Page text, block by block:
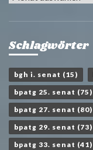
Schlagwörter
bgh i. senat (15)
bpatg 25. senat (75)
bpatg 27. senat (80)
bpatg 29. senat (73)
bpatg 33. senat (41)